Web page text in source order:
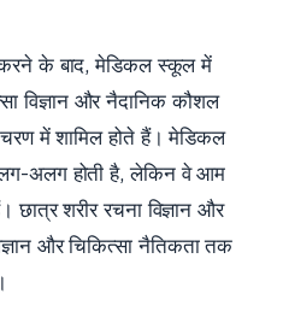
करने के बाद, मेडिकल स्कूल में
विज्ञान और नैदानिक कौशल
में शामिल होते हैं। मेडिकल
अलग होती है, लेकिन वे आम
शरीर रचना विज्ञान और
और चिकित्सा नैतिकता तक